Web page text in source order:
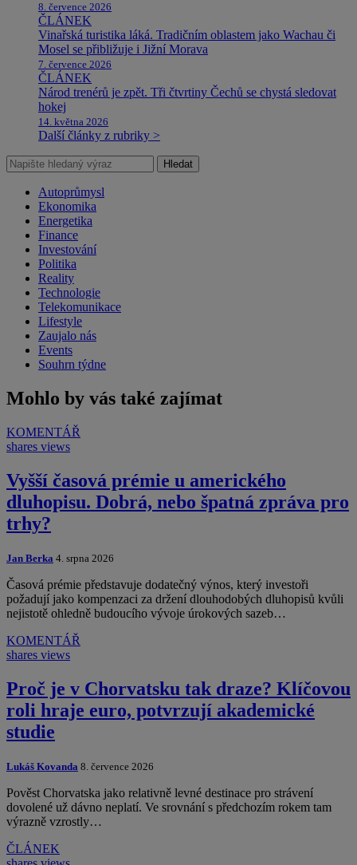
8. července 2026
ČLÁNEK
Vinařská turistika láká. Tradičním oblastem jako Wachau či
Mosel se přibližuje i Jižní Morava
7. července 2026
ČLÁNEK
Národ trenérů je zpět. Tři čtvrtiny Čechů se chystá sledovat
hokej
14. května 2026
Další články z rubriky >
Hledat
Autoprůmysl
Ekonomika
Energetika
Finance
Investování
Politika
Reality
Technologie
Telekomunikace
Lifestyle
Zaujalo nás
Events
Souhrn týdne
Mohlo by vás také zajímat
KOMENTÁŘ
shares views
Vyšší časová prémie u amerického
dluhopisu. Dobrá, nebo špatná zpráva pro
trhy?
Jan Berka 4. srpna 2026
Časová prémie představuje dodatečný výnos, který investoři
požadují jako kompenzaci za držení dlouhodobých dluhopisů kvůli
nejistotě ohledně budoucího vývoje úrokových sazeb…
KOMENTÁŘ
shares views
Proč je v Chorvatsku tak draze? Klíčovou
roli hraje euro, potvrzují akademické
studie
Lukáš Kovanda 8. července 2026
Pověst Chorvatska jako relativně levné destinace pro strávení
dovolené už dávno neplatí. Ve srovnání s předchozím rokem tam
výrazně vzrostly…
ČLÁNEK